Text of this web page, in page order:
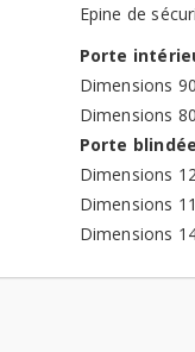
Epine de
Porte
Dimensions
Dimensions
Porte
Dimensions
Dimensions
Dimensions